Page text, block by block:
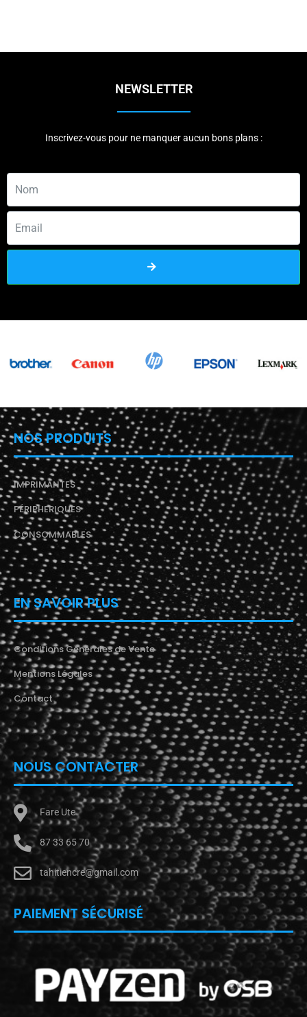
NEWSLETTER
Inscrivez-vous pour ne manquer aucun bons plans :
NOS PRODUITS
IMPRIMANTES
PÉRIPHERIQUES
CONSOMMABLES
EN SAVOIR PLUS
Conditions Générales de Vente
Mentions Légales
Contact
NOUS CONTACTER
Fare Ute
87 33 65 70
tahitiencre@gmail.com
PAIEMENT SÉCURISÉ